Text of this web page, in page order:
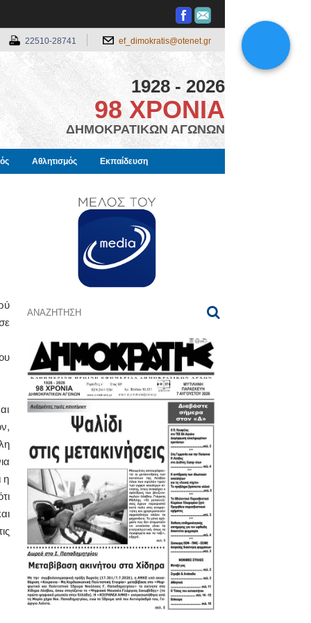
22510-28741 ef_dimokratis@otenet.gr
1928 - 2026
98 ΧΡΟΝΙΑ
ΔΗΜΟΚΡΑΤΙΚΩΝ ΑΓΩΝΩΝ
Αθλητισμός Εκπαίδευση
η